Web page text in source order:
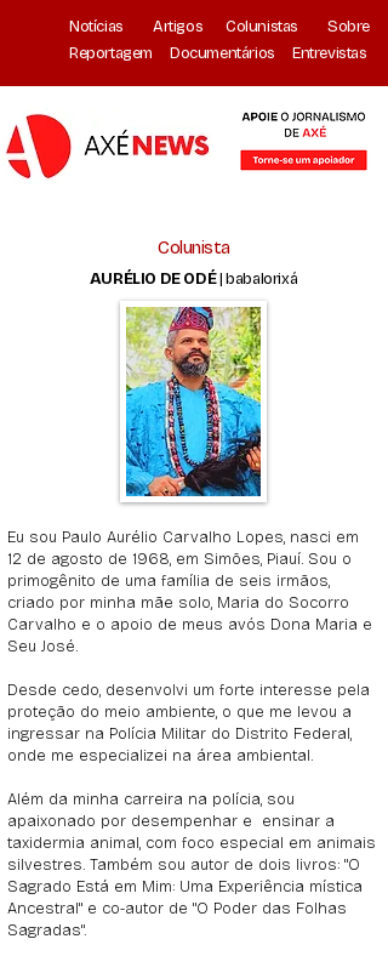
Notícias Artigos Colunistas
Sobre
Reportagem
Documentários Entrevistas
Colunista
AURÉLIO DE ODÉ| babalorixá
Eu sou Paulo Aurélio Carvalho Lopes, nasci em
12 de agosto de 1968, em Simões, Piauí. Sou o
primogênito de uma família de seis irmãos,
criado por minha mãe solo, Maria do Socorro
Carvalho e o apoio de meus avós Dona Maria e
Seu José.
Desde cedo, desenvolvi um forte interesse pela
proteção do meio ambiente, o que me levou a
ingressar na Polícia Militar do Distrito Federal,
onde me especializei na área ambiental.
Além da minha carreira na polícia, sou
apaixonado por desempenhar e ensinar a
taxidermia animal, com foco especial em animais
silvestres. Também sou autor de dois livros: "O
Sagrado Está em Mim: Uma Experiência mística
Ancestral" e co-autor de "O Poder das Folhas
Sagradas".